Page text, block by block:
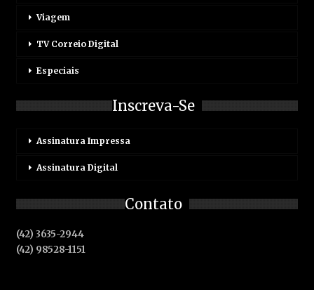
Viagem
TV Correio Digital
Especiais
Inscreva-Se
Assinatura Impressa
Assinatura Digital
Contato
(42) 3635-2944
(42) 98528-1151